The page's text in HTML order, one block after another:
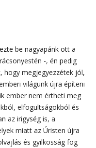
be nagyapánk ott a
-, én pedig
hogy megjegyezzétek jól,
világunk újra építeni
ember nem értheti meg
elfogultságokból és
az irigység is, a
miatt az Úristen újra
és gyilkosság fog